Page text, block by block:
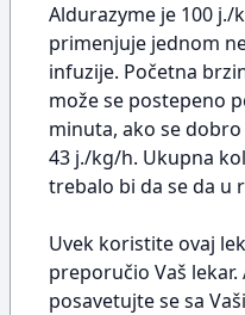
Aldurazyme je 100 j./
primenjuje jednom
infuzije. Početna
može se postepeno
minuta, ako se
43 j./kg/h. Ukupna
trebalo bi da se da u
Uvek koristite ovaj
preporučio Vaš
posavetujte se sa